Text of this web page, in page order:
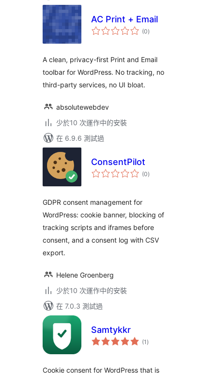
AC Print + Email
(0總
評)
A clean, privacy-first Print and Email
toolbar for WordPress. No tracking, no
third-party services, no UI bloat.
absolutewebdev
少於10 次運作中的安裝
在 6.9.6 測試過
ConsentPilot
(0總
評)
GDPR consent management for
WordPress: cookie banner, blocking of
tracking scripts and iframes before
consent, and a consent log with CSV
export.
Helene Groenberg
少於10 次運作中的安裝
在 7.0.3 測試過
Samtykkr
(1 總
評)
Cookie consent for WordPress that is